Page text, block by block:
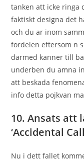
tanken att icke ringa
faktiskt designa det
och du ar inom
fordelen eftersom n
darmed kanner till
underben du amna
att beskada
info detta pojkvan
10. Ansats att
‘Accidental
Nu i dett fallet